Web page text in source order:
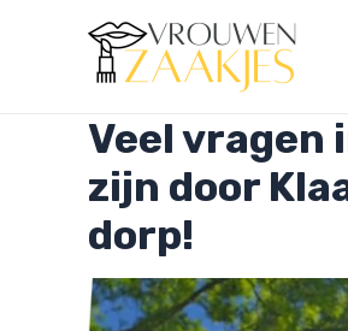
Veel vragen
zijn door
dorp!